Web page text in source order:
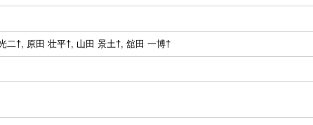
二†, 原田 壮平†, 山田 景土†, 舘田 一博†